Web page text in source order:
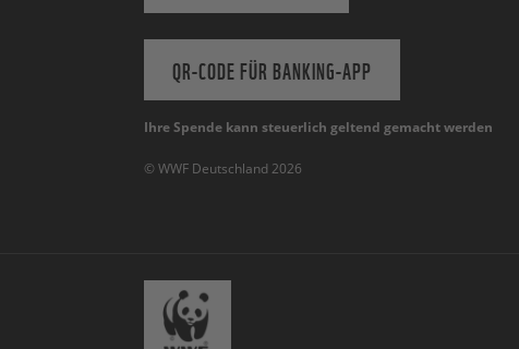
QR-CODE FÜR BANKING-APP
Ihre Spende kann steuerlich geltend gemacht werden
© WWF Deutschland 2026